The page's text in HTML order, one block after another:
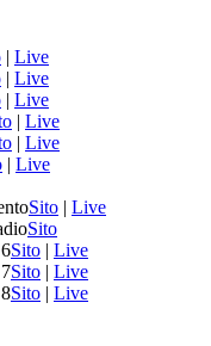
| Live
| Live
| Live
| Live
| Live
| Live
Sito | Live
Sito
Sito | Live
Sito | Live
Sito | Live